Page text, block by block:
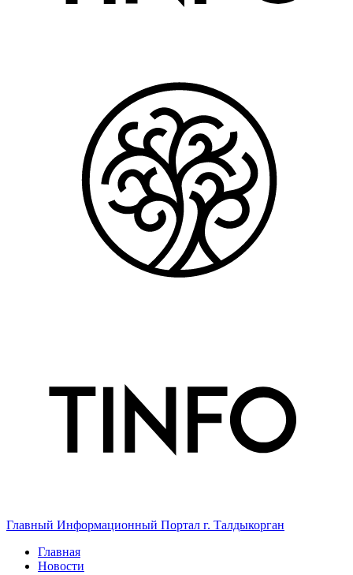
Главный Информационный Портал г. Талдыкорган
Главная
Новости